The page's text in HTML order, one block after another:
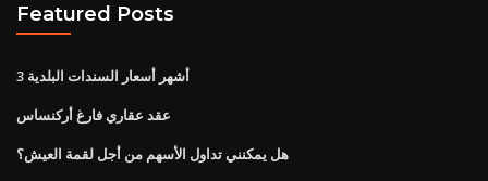
Featured Posts
3 أشهر أسعار السندات البلدية
عقد عقاري فارغ أركنساس
هل يمكنني تداول الأسهم من أجل لقمة العيش؟